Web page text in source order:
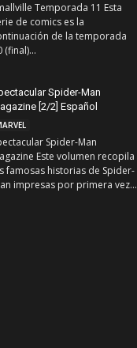
Temporada 11 Esta
de comics es la
de la temporada
(final)...
Spider-Man
[2/2] Español
Spider-Man
Este volumen recopila
famosas historias de Spider-
impresas por primera vez...